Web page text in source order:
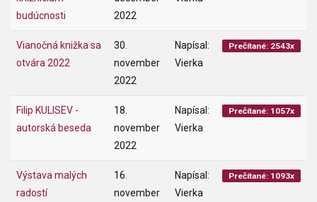
budúcnosti
2022
Vianočná knižka sa
otvára 2022
30.
november
2022
Napísal:
Vierka
Prečítané: 2543x
Filip KULISEV -
autorská beseda
18.
november
2022
Napísal:
Vierka
Prečítané: 1057x
Výstava malých
radostí
16.
november
Napísal:
Vierka
Prečítané: 1093x